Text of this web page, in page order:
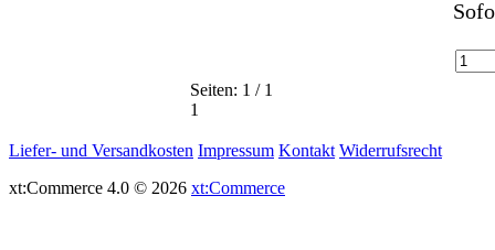
Seiten: 1 / 1
1
Liefer- und Versandkosten Impressum Kontakt Widerrufsrecht
xt:Commerce 4.0 © 2026 xt:Commerce